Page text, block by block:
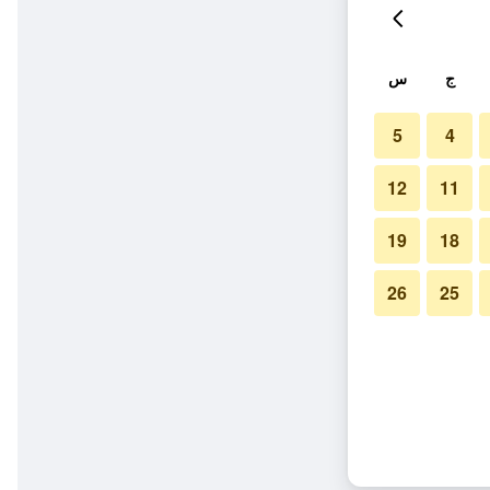
ج س
4
5
11
12
18
19
25
26